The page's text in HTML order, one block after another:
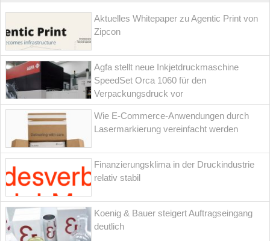
Aktuelles Whitepaper zu Agentic Print von
Zipcon
Agfa stellt neue Inkjetdruckmaschine
SpeedSet Orca 1060 für den
Verpackungsdruck vor
Wie E-Commerce-Anwendungen durch
Lasermarkierung vereinfacht werden
Finanzierungsklima in der Druckindustrie
relativ stabil
Koenig & Bauer steigert Auftragseingang
deutlich